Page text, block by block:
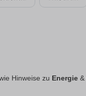
Hinweise zu Energie&